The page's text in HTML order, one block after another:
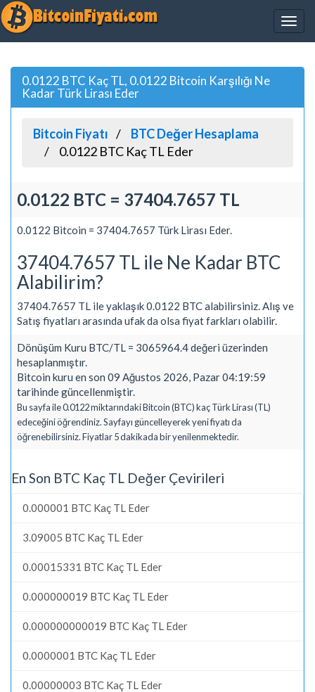
0.0122 BTC Kaç TL, 0.0122 Bitcoin Karşılığı Ne
Kadar Türk Lirası Eder
Bitcoin Fiyatı
BTC Değer Hesaplama
0.0122 BTC Kaç TL Eder
0.0122 BTC = 37404.7657 TL
0.0122 Bitcoin = 37404.7657 Türk Lirası Eder.
37404.7657 TL ile Ne Kadar BTC
Alabilirim?
37404.7657 TL ile yaklaşık 0.0122 BTC alabilirsiniz. Alış ve
Satış fiyatları arasında ufak da olsa fiyat farkları olabilir.
Dönüşüm Kuru BTC/TL = 3065964.4 değeri üzerinden
hesaplanmıştır.
Bitcoin kuru en son 09 Ağustos 2026, Pazar 04:19:59
tarihinde güncellenmiştir.
Bu sayfa ile 0.0122 miktarındaki Bitcoin (BTC) kaç Türk Lirası (TL)
edeceğini öğrendiniz. Sayfayı güncelleyerek yeni fiyatı da
öğrenebilirsiniz. Fiyatlar 5 dakikada bir yenilenmektedir.
En Son BTC Kaç TL Değer Çevirileri
0.000001 BTC Kaç TL Eder
3.09005 BTC Kaç TL Eder
0.00015331 BTC Kaç TL Eder
0.000000019 BTC Kaç TL Eder
0.000000000019 BTC Kaç TL Eder
0.0000001 BTC Kaç TL Eder
0.00000003 BTC Kaç TL Eder